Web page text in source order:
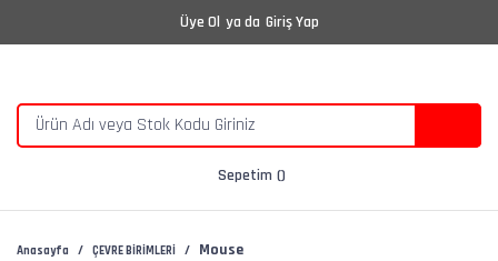
Üye Ol ya da Giriş Yap
Sepetim
Anasayfa ÇEVRE BİRİMLERİ Mouse